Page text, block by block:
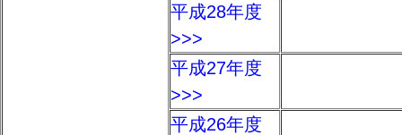
平成28年度
>>>
平成27年度
>>>
平成26年度